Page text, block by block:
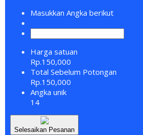
Masukkan Angka berikut
Harga satuan
Rp.150,000
Total Sebelum Potongan
Rp.150,000
Angka unik
14
Selesaikan Pesanan